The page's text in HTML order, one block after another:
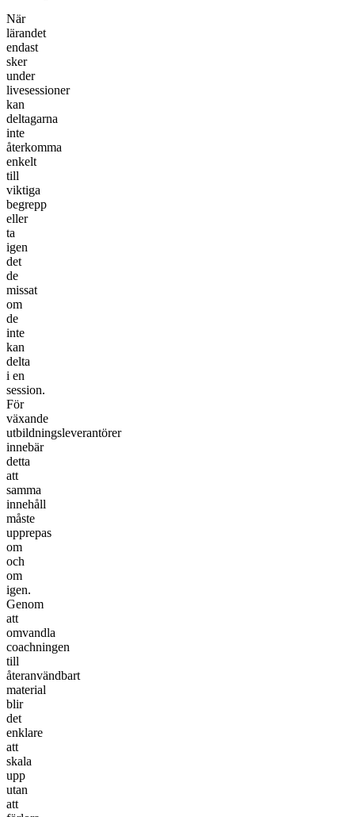
När
lärandet
endast
sker
under
livesessioner
kan
deltagarna
inte
återkomma
enkelt
till
viktiga
begrepp
eller
ta
igen
det
de
missat
om
de
inte
kan
delta
i en
session.
För
växande
utbildningsleverantörer
innebär
detta
att
samma
innehåll
måste
upprepas
om
och
om
igen.
Genom
att
omvandla
coachningen
till
återanvändbart
material
blir
det
enklare
att
skala
upp
utan
att